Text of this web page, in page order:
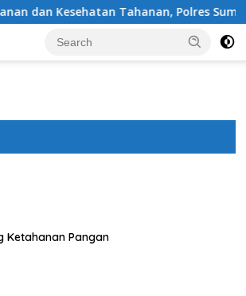
Tahanan, Polres Sumbawa Barat
Ketahanan Pangan